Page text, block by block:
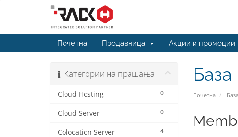
Почетна Продавница Акции и промоции
Почетна
Категории на прашања
0
Cloud Hosting
0
Cloud Server
4
Colocation Server